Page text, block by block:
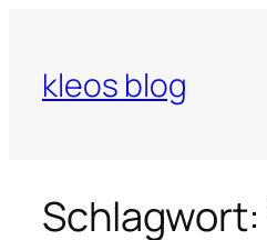
springen
kleos blog
Schlagwort: